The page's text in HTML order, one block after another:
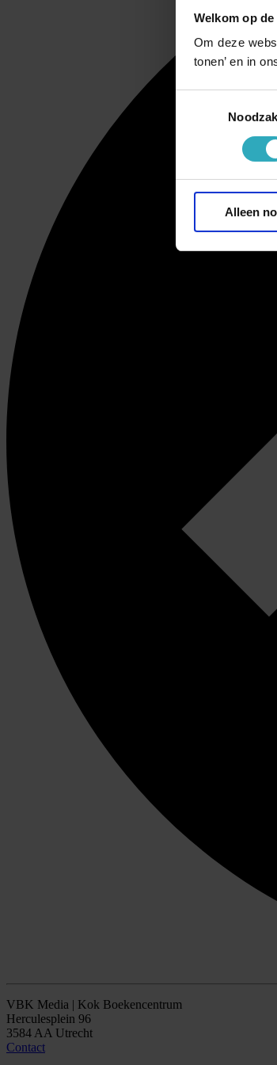
Welkom op
Om deze
tonen’ en in
Alleen
VBK Media | Kok Boekencentrum
Herculesplein 96
3584 AA Utrecht
Contact